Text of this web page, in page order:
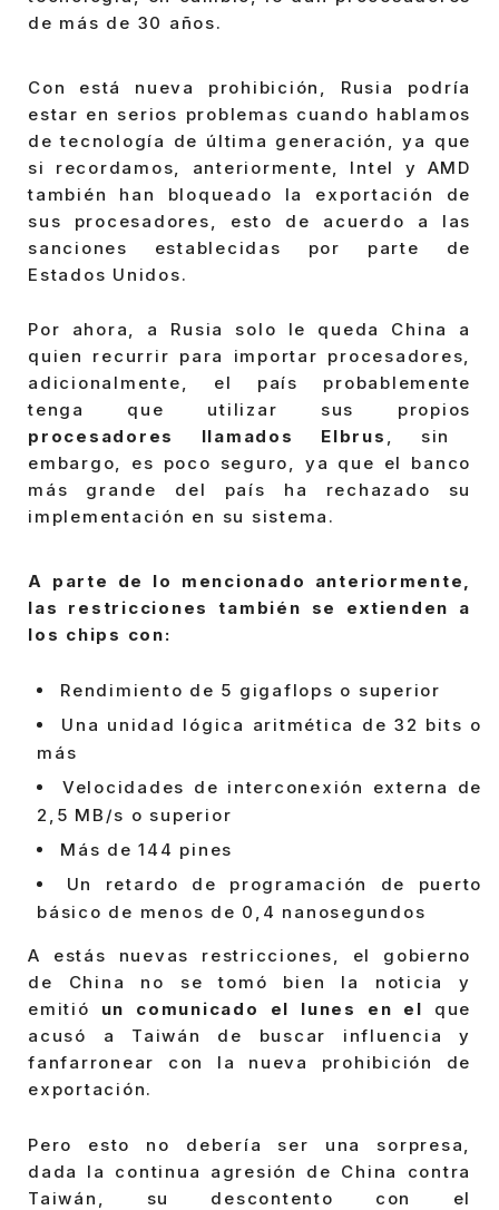
de más de 30 años.
Con está nueva prohibición, Rusia podría
estar en serios problemas cuando hablamos
de tecnología de última generación, ya que
si recordamos, anteriormente, Intel y AMD
también han bloqueado la exportación de
sus procesadores, esto de acuerdo a las
sanciones establecidas por parte de
Estados Unidos.
Por ahora, a Rusia solo le queda China a
quien recurrir para importar procesadores,
adicionalmente, el país probablemente
tenga que utilizar sus propios
procesadores llamados Elbrus , sin
embargo, es poco seguro, ya que el banco
más grande del país ha rechazado su
implementación en su sistema.
A parte de lo mencionado anteriormente,
las restricciones también se extienden a
los chips con:
Rendimiento de 5 gigaflops o superior
Una unidad lógica aritmética de 32 bits o
más
Velocidades de interconexión externa de
2,5 MB/s o superior
Más de 144 pines
Un retardo de programación de puerto
básico de menos de 0,4 nanosegundos
A estás nuevas restricciones, el gobierno
de China no se tomó bien la noticia y
emitió un comunicado el lunes en el
que
acusó a Taiwán de buscar influencia y
fanfarronear con la nueva prohibición de
exportación.
Pero esto no debería ser una sorpresa,
dada la continua agresión de China contra
Taiwán, su descontento con el